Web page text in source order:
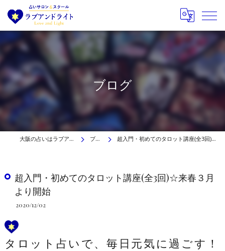
ブログ
大阪の占いはラブアンドライト ブログ 超入門・初めてのタロット講座(全3回)☆来春３月より開始
超入門・初めてのタロット講座(全3回)☆来春３月
より開始
2020/12/02
タロット占いで、毎日元気に過ごす！